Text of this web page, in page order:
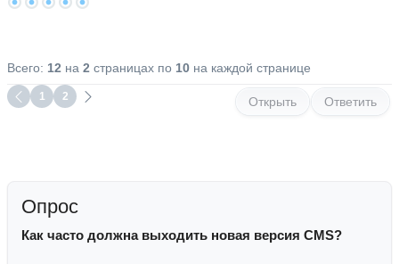
Всего: 12 на 2 страницах по 10 на каждой странице
1 2 Открыть Ответить
Опрос
Как часто должна выходить новая версия CMS?